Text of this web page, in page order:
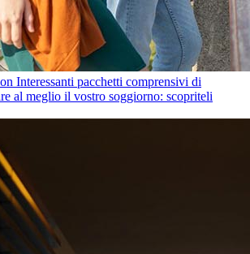
Interessanti pacchetti comprensivi di
al meglio il vostro soggiorno: scopriteli